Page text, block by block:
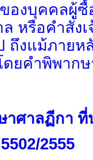
องบุคคลผู้ซื้
หรือคำสั่ง
ถึงแม้ภาย
ดยคำพิพาก
าศาลฏีกา ที่
2555